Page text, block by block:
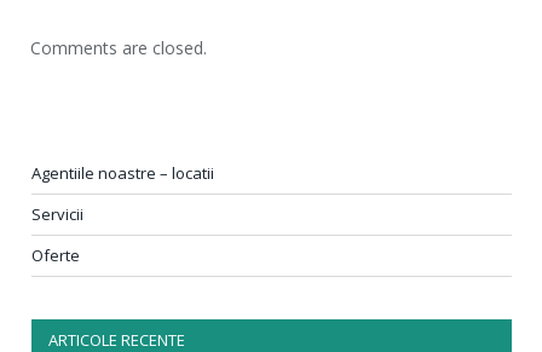
Comments are closed.
Agentiile noastre – locatii
Servicii
Oferte
ARTICOLE RECENTE